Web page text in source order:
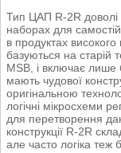
Тип ЦАП R-2R доволі
наборах для
в продуктах
базуються на старій
MSB, і включає лише
мають чудової
оригінальною
логічні мікросхеми
для перетворення
конструкції R-2R
але часто логіка теж